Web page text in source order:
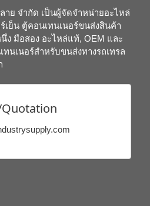
ย จำกัด เป็นผู้จัดจำหน่ายอะไหล่
เย็น ตู้คอนเทนเนอร์ขนส่งสินค้า
ง มือสอง อะไหล่แท้, OEM และ
นเนอร์สำหรับขนส่งทางรถเทรล